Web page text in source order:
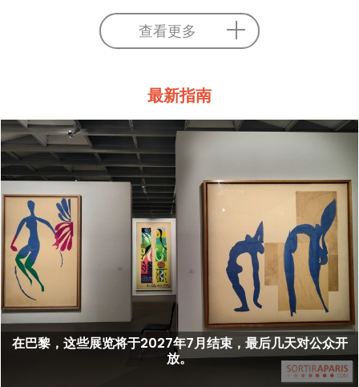
查看更多
最新指南
在巴黎，这些展览将于2027年7月结束，最后几天对公众开
放。